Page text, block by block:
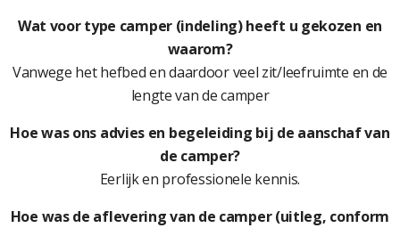
Wat voor type camper (indeling) heeft u gekozen en
waarom?
Vanwege het hefbed en daardoor veel zit/leefruimte en de
lengte van de camper
Hoe was ons advies en begeleiding bij de aanschaf van
de camper?
Eerlijk en professionele kennis.
Hoe was de aflevering van de camper (uitleg, conform